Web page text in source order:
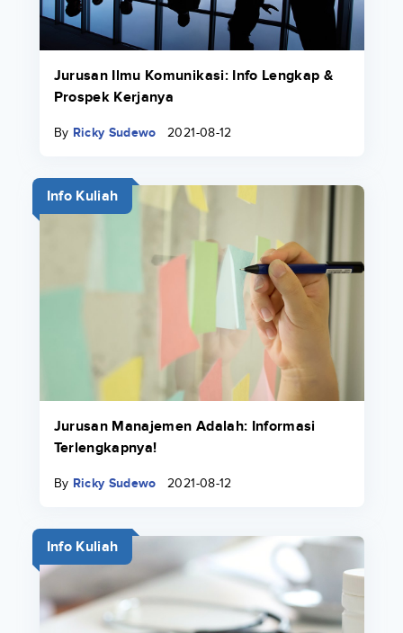
Jurusan Ilmu Komunikasi: Info Lengkap &
Prospek Kerjanya
By Ricky Sudewo 2021-08-12
Info Kuliah
Jurusan Manajemen Adalah: Informasi
Terlengkapnya!
By Ricky Sudewo 2021-08-12
Info Kuliah